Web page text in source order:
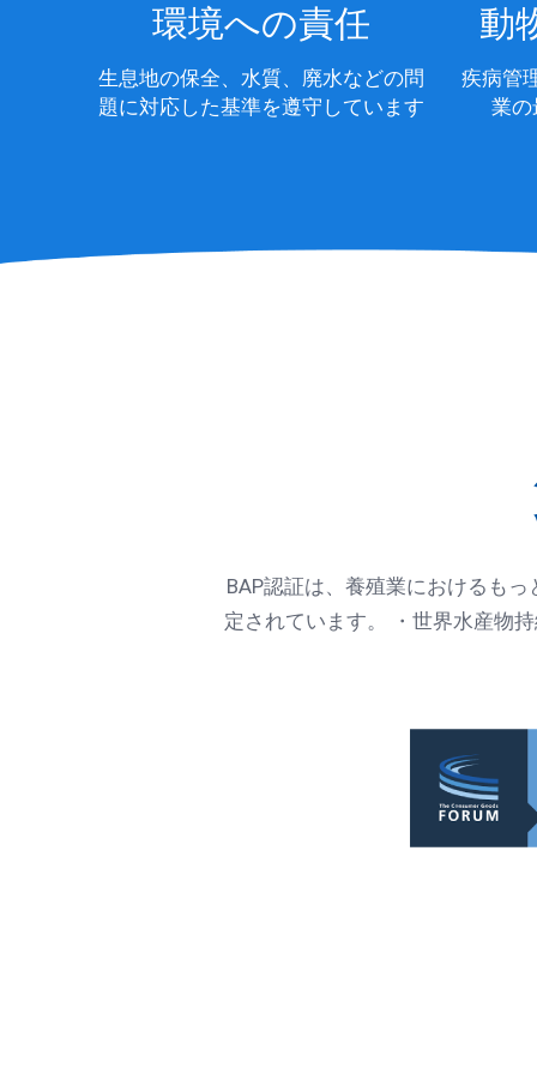
環境への責任
生息地の保全、水質、廃水などの問
題に対応した基準を遵守しています
動
疾病管
業の
BAP認証は、養殖業におけるも
定されています。 ・世界水産物